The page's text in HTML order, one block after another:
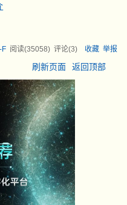
F阅读(35058) 评论(3) 收藏 举报
刷新页面 返回顶部